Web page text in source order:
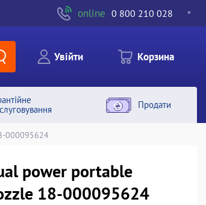
online 0 800 210 028
Увiйти Корзина
Продати
000095624
power portable
18-000095624